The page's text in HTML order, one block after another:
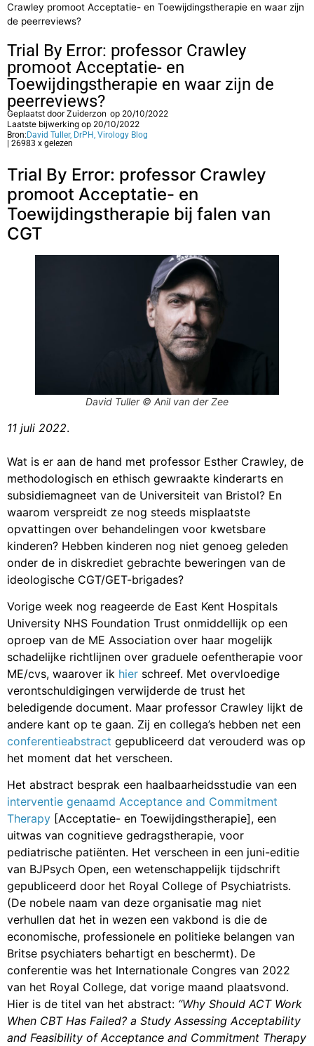
Crawley promoot Acceptatie- en Toewijdingstherapie en waar zijn
de peerreviews?
Trial By Error: professor Crawley
promoot Acceptatie- en
Toewijdingstherapie en waar zijn de
peerreviews?
Geplaatst doorZuiderzon op 20/10/2022
Laatste bijwerking op 20/10/2022
Bron: David Tuller, DrPH, Virology Blog
| 26983 x gelezen
Trial By Error: professor Crawley
promoot Acceptatie- en
Toewijdingstherapie bij falen van
CGT
David Tuller © Anil van der Zee
11 juli 2022.
Wat is er aan de hand met professor Esther Crawley, de
methodologisch en ethisch gewraakte kinderarts en
subsidiemagneet van de Universiteit van Bristol? En
waarom verspreidt ze nog steeds misplaatste
opvattingen over behandelingen voor kwetsbare
kinderen? Hebben kinderen nog niet genoeg geleden
onder de in diskrediet gebrachte beweringen van de
ideologische CGT/GET-brigades?
Vorige week nog reageerde de East Kent Hospitals
University NHS Foundation Trust onmiddellijk op een
oproep van de ME Association over haar mogelijk
schadelijke richtlijnen over graduele oefentherapie voor
ME/cvs, waarover ik hier schreef. Met overvloedige
verontschuldigingen verwijderde de trust het
beledigende document. Maar professor Crawley lijkt de
andere kant op te gaan. Zij en collega’s hebben net een
conferentieabstract gepubliceerd dat verouderd was op
het moment dat het verscheen.
Het abstract besprak een haalbaarheidsstudie van een
interventie genaamd Acceptance and Commitment
Therapy [Acceptatie- en Toewijdingstherapie], een
uitwas van cognitieve gedragstherapie, voor
pediatrische patiënten. Het verscheen in een juni-editie
van BJPsych Open, een wetenschappelijk tijdschrift
gepubliceerd door het Royal College of Psychiatrists.
(De nobele naam van deze organisatie mag niet
verhullen dat het in wezen een vakbond is die de
economische, professionele en politieke belangen van
Britse psychiaters behartigt en beschermt). De
conferentie was het Internationale Congres van 2022
van het Royal College, dat vorige maand plaatsvond.
Hier is de titel van het abstract: “Why Should ACT Work
When CBT Has Failed? a Study Assessing Acceptability
and Feasibility of Acceptance and Commitment Therapy